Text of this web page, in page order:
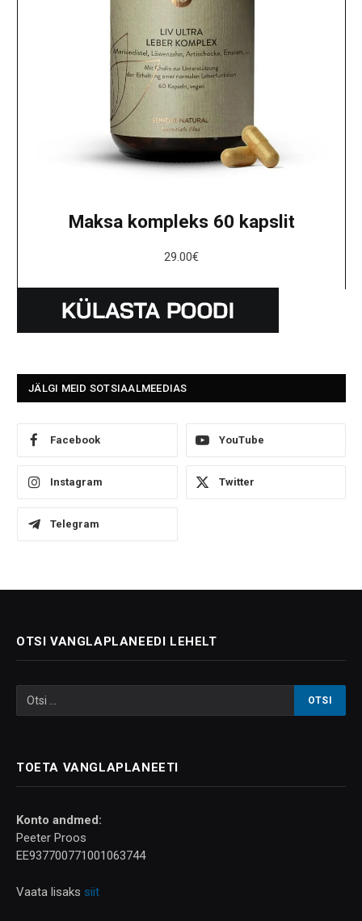
Maksa kompleks 60 kapslit
29.00€
JÄLGI MEID SOTSIAALMEEDIAS
Facebook YouTube
Instagram Twitter
Telegram
OTSI VANGLAPLANEEDI LEHELT
TOETA VANGLAPLANEETI
Konto andmed:
Peeter Proos
EE937700771001063744
Vaata lisaks siit